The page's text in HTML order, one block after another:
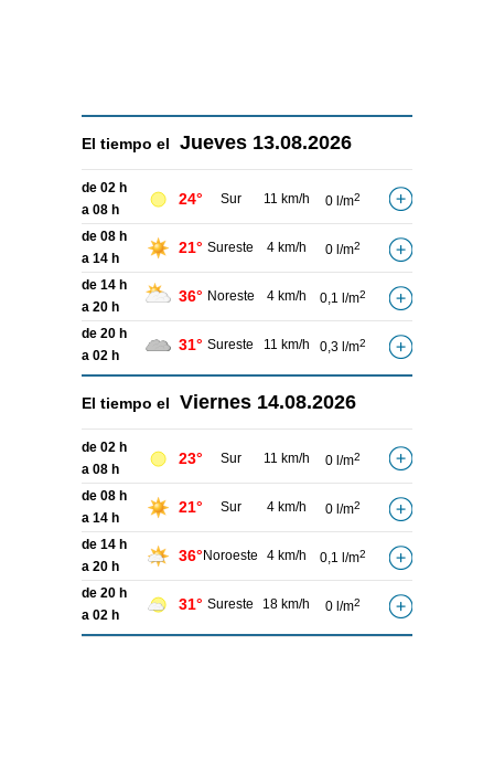
El tiempo el Jueves 13.08.2026
de 02 h
a 08 h
24° Sur 11 km/h 0 l/m2
de 08 h
a 14 h
21° Sureste 4 km/h 0 l/m2
de 14 h
a 20 h
36° Noreste 4 km/h 0,1 l/m2
de 20 h
a 02 h
31° Sureste 11 km/h 0,3 l/m2
El tiempo el Viernes 14.08.2026
de 02 h
a 08 h
23° Sur 11 km/h 0 l/m2
de 08 h
a 14 h
21° Sur 4 km/h 0 l/m2
de 14 h
a 20 h
36° Noroeste 4 km/h 0,1 l/m2
de 20 h
a 02 h
31° Sureste 18 km/h 0 l/m2